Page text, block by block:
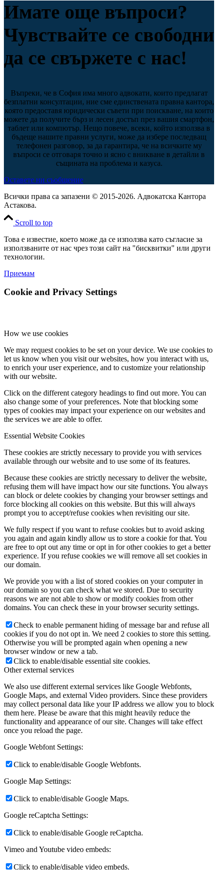
Имате още въпроси?
Чувствайте се свободни
да се свържете с нас!
Въпреки, че в София има много адвокати, които предлагат
безплатни консултации, ние сме единствената правна кантора,
която предоставя юридически съвети при поискване, на които
можете да получите бърз и лесен достъп през вашия смартфон,
таблет или компютър. Нещо повече, всеки, който използва в
бъдеще нашите правни услуги, може да избере последващ
телефонен разговор, за да гарантира, че на всичките му
въпроси се отговаря точно и ясно с вникване в детайли в
същината на проблема и казуса.
Оставете ни съобщение
Всички права са запазени © 2015-2026. Адвокатска Кантора
Астакова.
Scroll to top
Това е известие, което може да се използва като съгласие за
използваните от нас чрез този сайт на "бисквитки" или други
технологии.
Приемам
Cookie and Privacy Settings
How we use cookies
We may request cookies to be set on your device. We use cookies to
let us know when you visit our websites, how you interact with us,
to enrich your user experience, and to customize your relationship
with our website.
Click on the different category headings to find out more. You can
also change some of your preferences. Note that blocking some
types of cookies may impact your experience on our websites and
the services we are able to offer.
Essential Website Cookies
These cookies are strictly necessary to provide you with services
available through our website and to use some of its features.
Because these cookies are strictly necessary to deliver the website,
refusing them will have impact how our site functions. You always
can block or delete cookies by changing your browser settings and
force blocking all cookies on this website. But this will always
prompt you to accept/refuse cookies when revisiting our site.
We fully respect if you want to refuse cookies but to avoid asking
you again and again kindly allow us to store a cookie for that. You
are free to opt out any time or opt in for other cookies to get a better
experience. If you refuse cookies we will remove all set cookies in
our domain.
We provide you with a list of stored cookies on your computer in
our domain so you can check what we stored. Due to security
reasons we are not able to show or modify cookies from other
domains. You can check these in your browser security settings.
Check to enable permanent hiding of message bar and refuse all
cookies if you do not opt in. We need 2 cookies to store this setting.
Otherwise you will be prompted again when opening a new
browser window or new a tab.
Click to enable/disable essential site cookies.
Other external services
We also use different external services like Google Webfonts,
Google Maps, and external Video providers. Since these providers
may collect personal data like your IP address we allow you to block
them here. Please be aware that this might heavily reduce the
functionality and appearance of our site. Changes will take effect
once you reload the page.
Google Webfont Settings:
Click to enable/disable Google Webfonts.
Google Map Settings:
Click to enable/disable Google Maps.
Google reCaptcha Settings:
Click to enable/disable Google reCaptcha.
Vimeo and Youtube video embeds:
Click to enable/disable video embeds.